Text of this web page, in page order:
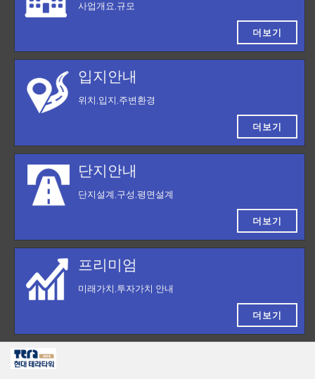
사업개요,규모
더보기
입지안내
위치,입지,주변환경
더보기
단지안내
단지설계,구성,평면설계
더보기
프리미엄
미래가치,투자가치 안내
더보기